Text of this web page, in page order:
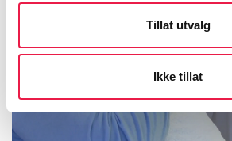
Tillat utvalg
Ikke tillat